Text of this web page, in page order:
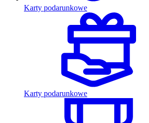
Karty podarunkowe
Karty podarunkowe